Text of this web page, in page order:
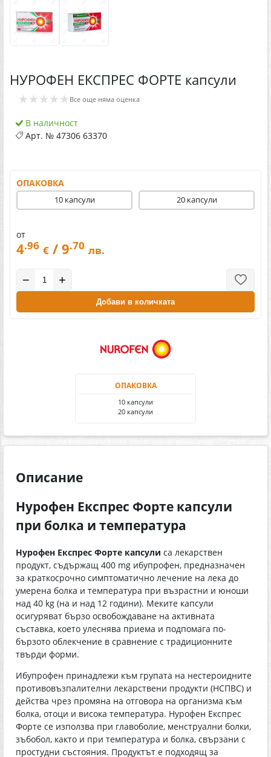
НУРОФЕН ЕКСПРЕС ФОРТЕ капсули
★★★★★ Все още няма оценка
В наличност
Арт. № 47306 63370
ОПАКОВКА
10 капсули 20 капсули
от
4.96 € / 9.70 лв.
− +
Добави в количката
ОПАКОВКА
10 капсули
20 капсули
Описание
Нурофен Експрес Форте капсули
при болка и температура
Нурофен Експрес Форте капсули са лекарствен
продукт, съдържащ 400 mg ибупрофен, предназначен
за краткосрочно симптоматично лечение на лека до
умерена болка и температура при възрастни и юноши
над 40 kg (на и над 12 години). Меките капсули
осигуряват бързо освобождаване на активната
съставка, което улеснява приема и подпомага по-
бързото облекчение в сравнение с традиционните
твърди форми.
Ибупрофен принадлежи към групата на нестероидните
противовъзпалителни лекарствени продукти (НСПВС) и
действа чрез промяна на отговора на организма към
болка, отоци и висока температура. Нурофен Експрес
Форте се използва при главоболие, менструални болки,
зъбобол, както и при температура и болка, свързани с
простудни състояния. Продуктът е подходящ за